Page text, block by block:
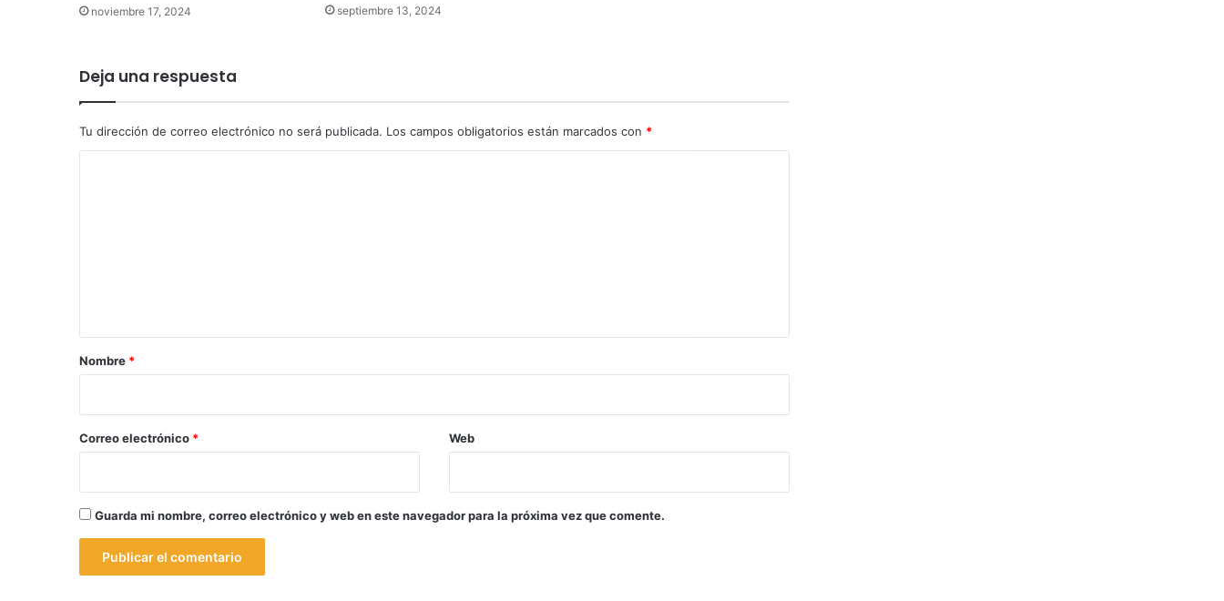
noviembre 17, 2024 septiembre 13, 2024
Deja una respuesta
Tu dirección de correo electrónico no será publicada. Los campos obligatorios están marcados con *
r
*
Nombre *
Correo electrónico * Web
Guarda mi nombre, correo electrónico y web en este navegador para la próxima vez que comente.